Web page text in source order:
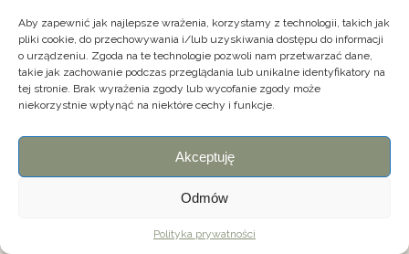
Aby zapewnić jak najlepsze wrażenia, korzystamy z technologii, takich jak
pliki cookie, do przechowywania i/lub uzyskiwania dostępu do informacji
o urządzeniu. Zgoda na te technologie pozwoli nam przetwarzać dane,
takie jak zachowanie podczas przeglądania lub unikalne identyfikatory na
tej stronie. Brak wyrażenia zgody lub wycofanie zgody może
niekorzystnie wpłynąć na niektóre cechy i funkcje.
Akceptuję
Odmów
Polityka prywatności